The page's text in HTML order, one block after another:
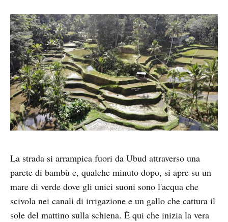
La strada si arrampica fuori da Ubud attraverso una
parete di bambù e, qualche minuto dopo, si apre su un
mare di verde dove gli unici suoni sono l'acqua che
scivola nei canali di irrigazione e un gallo che cattura il
sole del mattino sulla schiena. È qui che inizia la vera